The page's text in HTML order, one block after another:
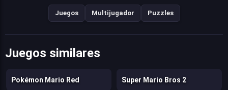
Juegos Multijugador Puzzles
Juegos similares
Pokémon Mario Red Super Mario Bros 2